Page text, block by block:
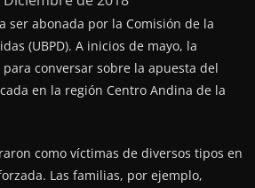
ser abonada por la Comisión de la
(UBPD). A inicios de mayo, la
conversar sobre la apuesta del
en la región Centro Andina de la
como víctimas de diversos tipos en
Las familias, por ejemplo,